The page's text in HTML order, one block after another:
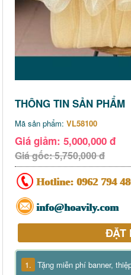
THÔNG TIN SẢN PHẨM
Mã sản phẩm: VL58100
Giá giảm: 5,000,000 đ
Giá gốc: 5,750,000 đ
Hotline: 0962 794
info@hoavily.com
ĐẶT
1. Tặng miễn phí banner,